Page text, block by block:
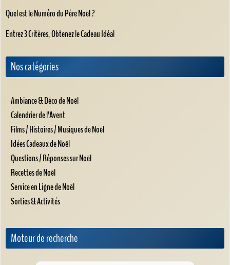
Quel est le Numéro du Père Noël ?
Entrez 3 Critères, Obtenez le Cadeau Idéal
Nos catégories
Ambiance & Déco de Noël
Calendrier de l'Avent
Films / Histoires / Musiques de Noël
Idées Cadeaux de Noël
Questions / Réponses sur Noël
Recettes de Noël
Service en Ligne de Noël
Sorties & Activités
Moteur de recherche